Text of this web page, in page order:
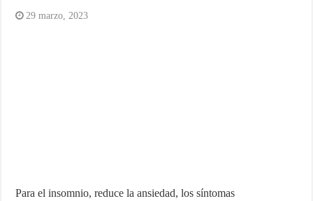
29 marzo, 2023
Para el insomnio, reduce la ansiedad, los síntomas